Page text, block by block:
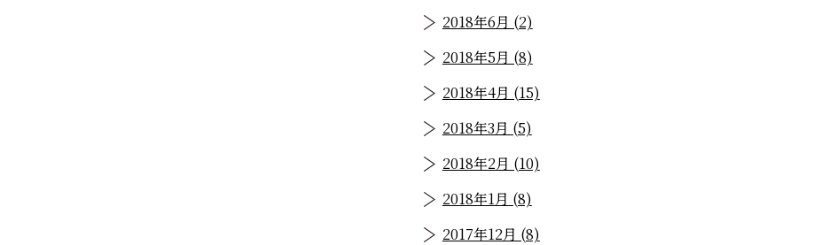
2018年6月 (2)
2018年5月 (8)
2018年4月 (15)
2018年3月 (5)
2018年2月 (10)
2018年1月 (8)
2017年12月 (8)